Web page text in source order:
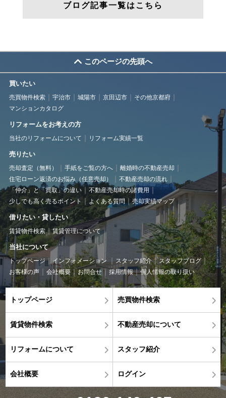
ブログ記事一覧はこちら
このページの先頭へ
買いたい
売買物件検索 宇治市 城陽市 京田辺市
その他京都府
マンションカタログ
リフォームをお考えの方
当社のリフォームについて リフォーム実績一覧
売りたい
売却査定（無料） 手紙をご覧の方へ
離婚時の不動産売却
住宅ローン返済のお悩み（任意売却）
不動産売却の流れ
「仲介」と「買取」の違い
不動産売却時の諸費用
少しでも高く売るポイント
よくある質問 売却実績マップ
借りたい・貸したい
賃貸物件検索 賃貸管理について
当社について
トップページ インフォメーション スタッフ紹介
スタッフブログ
お客様の声
会社概要 お問合せ 採用情報 個人情報の取り扱い
トップページ 売買物件検索
賃貸物件検索 不動産売却について
リフォームについて スタッフ紹介
会社概要 ログイン